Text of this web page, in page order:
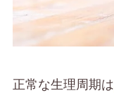
正常な生理周期は